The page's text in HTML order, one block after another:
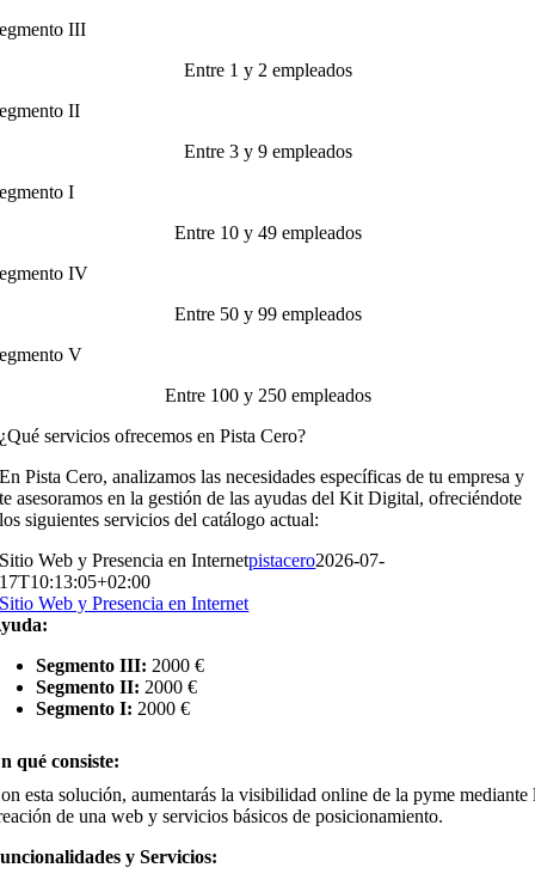
III
Entre 1 y 2 empleados
II
Entre 3 y 9 empleados
I
Entre 10 y 49 empleados
IV
Entre 50 y 99 empleados
V
Entre 100 y 250 empleados
¿Qué servicios ofrecemos en Pista Cero?
En Pista Cero, analizamos las necesidades específicas de tu empresa y
te asesoramos en la gestión de las ayudas del Kit Digital, ofreciéndote
los siguientes servicios del catálogo actual:
Sitio Web y Presencia en Internetpistacero2026-07-
17T10:13:05+02:00
Sitio Web y Presencia en Internet
Segmento III: 2000 €
Segmento II: 2000 €
Segmento I: 2000 €
qué consiste:
esta solución, aumentarás la visibilidad online de la pyme mediante
de una web y servicios básicos de posicionamiento.
y Servicios: